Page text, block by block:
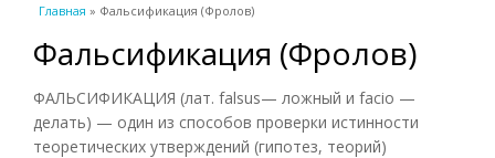
Вы здесь
Главная » Фальсификация (Фролов)
Фальсификация (Фролов)
ФАЛЬСИФИКАЦИЯ (лат. falsus— ложный и facio —
делать) — один из способов проверки истинности
теоретических утверждений (гипотез, теорий)